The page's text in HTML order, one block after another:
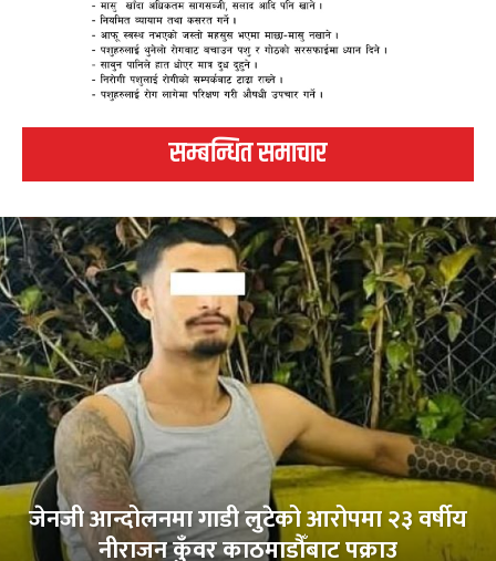
सम्बन्धित समाचार
जेनजी आन्दोलनमा गाडी लुटेको आरोपमा २३ वर्षीय
नीराजन कुँवर काठमाडौँबाट पक्राउ